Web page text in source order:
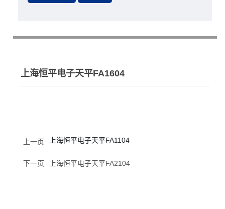
上海恒平电子天平FA1604
上一页 上海恒平电子天平FA1104
下一页 上海恒平电子天平FA2104